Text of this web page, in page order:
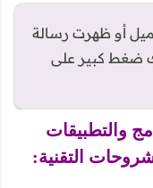
أو ظهرت رسالة
ضغط كبير على
والتطبيقات
التقنية: